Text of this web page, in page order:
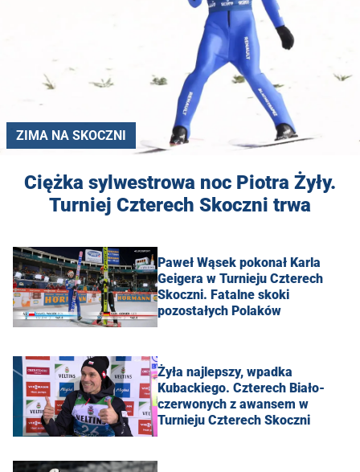
ZIMA NA SKOCZNI
Ciężka sylwestrowa noc Piotra Żyły.
Turniej Czterech Skoczni trwa
Paweł Wąsek pokonał Karla
Geigera w Turnieju Czterech
Skoczni. Fatalne skoki
pozostałych Polaków
Żyła najlepszy, wpadka
Kubackiego. Czterech Biało-
czerwonych z awansem w
Turnieju Czterech Skoczni